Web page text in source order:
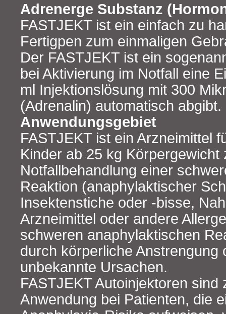
Adrenerge Substanz
FASTJEKT ist ein einfach zu
Fertigpen zum einmaligen
Der FASTJEKT ist ein
bei Aktivierung im Notfall eine
ml Injektionslösung mit 300
(Adrenalin) automatisch abgibt.
Anwendungsgebiet
FASTJEKT ist ein Arzneimittel
Kinder ab 25 kg Körpergewicht
Notfallbehandlung einer
Reaktion (anaphylaktischer
Insektenstiche oder -bisse,
Arzneimittel oder andere
schweren anaphylaktischen
durch körperliche Anstrengung
unbekannte Ursachen.
FASTJEKT Autoinjektoren sind
Anwendung bei Patienten, die